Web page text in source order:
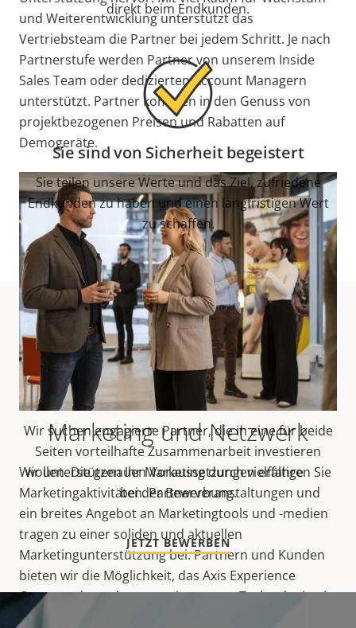
und Weiterentwicklung unterstützt das
Vertriebsteam die Partner bei jedem Schritt. Je nach
Partnerstufe werden Partner von unserem Inside
Sales Team oder dedizierten Account Managern
unterstützt. Partner kommen in den Genuss von
projektbezogenen Preisen und Rabatten auf
Demogeräte.
Marketing und Netzwerk
Wir unterstützen Ihr Marketing durch vielfältige
Marketingaktivitäten. Partnerveranstaltungen und
ein breites Angebot an Marketingtools und -medien
tragen zu einer soliden und aktuellen
Marketingunterstützung bei. Partnern und Kunden
bieten wir die Möglichkeit, das Axis Experience
Center zu besuchen, wo wir neueste Technologien in
der Praxis demonstrieren. Monatliche News und
direkt beim Endkunden.
Sie sind von Sicherheit begeistert
Sie teilen unsere Werte und das Ziel, zufriedene
Endkunden zu haben und einen langfristigen Wert
zu schaffen.
Für dieses Programm
bewerben
Wir suchen engagierte Partner, die in eine für beide
Seiten vorteilhafte Zusammenarbeit investieren
wollen. Die genauen Voraussetzungen erfahren Sie
bei der Bewerbung.
JETZT BEWERBEN